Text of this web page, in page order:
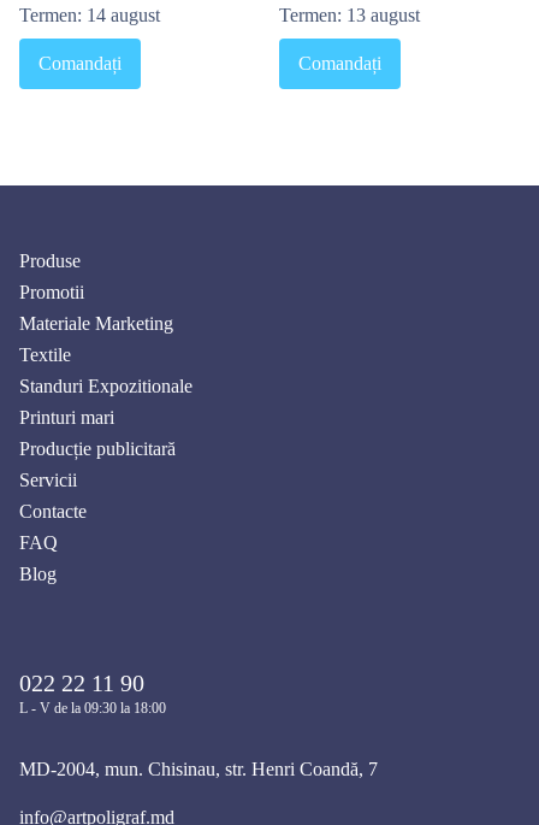
Termen: 14 august
Comandați
Termen: 13 august
Comandați
Produse
Promotii
Materiale Marketing
Textile
Standuri Expozitionale
Printuri mari
Producție publicitară
Servicii
Contacte
FAQ
Blog
022 22 11 90
L - V de la 09:30 la 18:00
MD-2004, mun. Chisinau, str. Henri Coandă, 7
info@artpoligraf.md